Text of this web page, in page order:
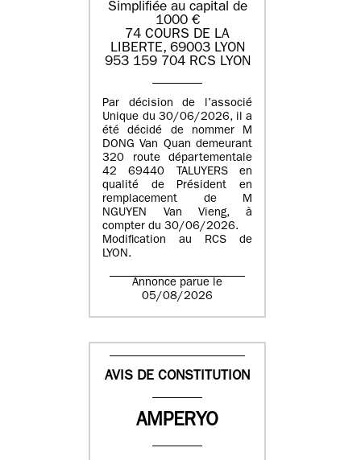
Simplifiée au capital de
1000 €
74 COURS DE LA
LIBERTE, 69003 LYON
953 159 704 RCS LYON
Par décision de l’associé
Unique du 30/06/2026, il a
été décidé de nommer M
DONG Van Quan demeurant
320 route départementale
42 69440 TALUYERS en
qualité de Président en
remplacement de M
NGUYEN Van Vieng, à
compter du 30/06/2026.
Modification au RCS de
LYON.
Annonce parue le
05/08/2026
AVIS DE CONSTITUTION
AMPERYO